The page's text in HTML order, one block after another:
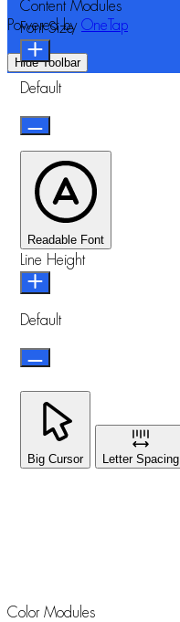
Powered by OneTap
Hide Toolbar
Content Modules
Font Size
Default
Readable Font
Line Height
Default
Big Cursor Letter Spacing
Color Modules